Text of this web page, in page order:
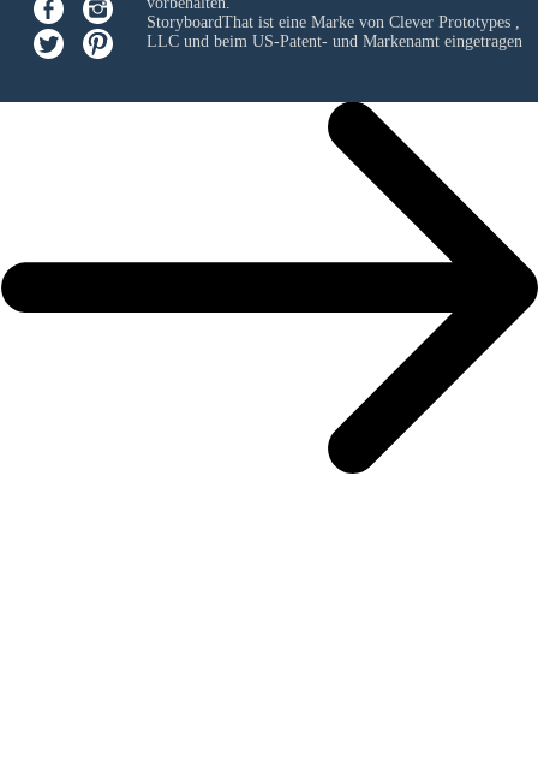
StoryboardThat ist eine Marke von Clever Prototypes ,
LLCund beim US-Patent- und Markenamt eingetragen